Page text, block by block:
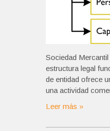
Sociedad
estructura legal
de entidad ofrece
una actividad
Leer más »